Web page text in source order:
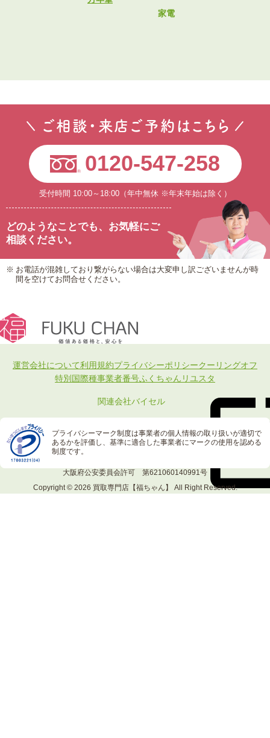
家電
ご相談・来店ご予約はこちら
0120-547-258
受付時間 10:00～18:00（年中無休 ※年末年始は除く）
どのようなことでも、 お気軽にご
相談ください。
お電話が混雑しており繋がらない場合は大変申し訳ございませんが時
間を空けてお問合せください。
運営会社について利用規約プライバシーポリシークーリングオフ
特別国際種事業者番号ふくちゃんリユスタ
関連会社バイセル
プライバシーマーク制度は事業者の個人情報の取り扱いが適切で
あるかを評価し、基準に適合した事業者にマークの使用を認める
制度です。
大阪府公安委員会許可 第621060140991号
Copyright © 2026 買取専門店【福ちゃん】 All Right Reserved.